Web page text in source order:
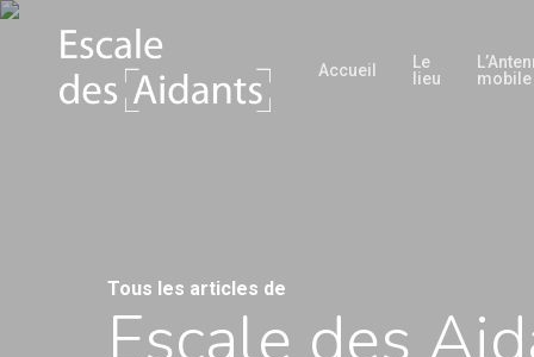
Passer
contenu
Accueil
Le
lieu
mobile
Tous les articles de
Panneau de gestion des cookies